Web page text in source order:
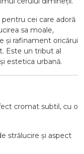
cei care adoră
sa moale,
și rafinament oricărui
Este un tribut al
estetica urbană.
cromat subtil, cu o
strălucire și aspect